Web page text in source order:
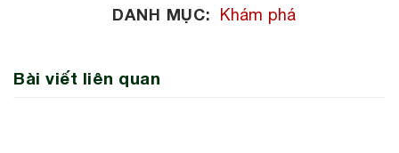
DANH MỤC: Khám phá
Bài viết liên quan